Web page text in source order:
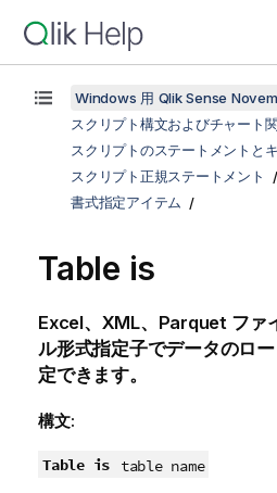
Windows 用 Qlik Sense
スクリプト構文およびチャート
スクリプトのステートメントと
スクリプト正規ステートメント
書式指定アイテム
Table is
Excel、XML、Parquet ファ
ル形式指定子でデータのロ
定できます。
構文:
Table is table name